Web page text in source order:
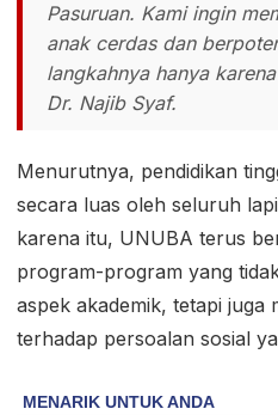
Pasuruan. Kami ingin
anak cerdas dan
langkahnya hanya
Dr. Najib Syaf.
Menurutnya, pendidikan
secara luas oleh seluruh
karena itu, UNUBA terus
program-program yang
aspek akademik, tetapi juga
terhadap persoalan sosial